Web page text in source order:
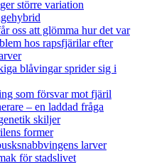
större variation
oss att glömma hur det var
hos rapsfjärilar efter
blåvingar sprider sig i
som försvar mot fjäril
– en laddad fråga
skiljer
former
larver
för stadslivet